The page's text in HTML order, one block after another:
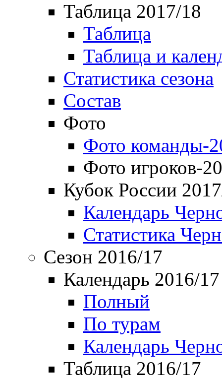
Таблица 2017/18
Таблица
Таблица и
Статистика сезона
Состав
Фото
Фото команды-
Фото игроков-
Кубок России
Календарь
Статистика
Сезон 2016/17
Календарь 2016/17
Полный
По турам
Календарь
Таблица 2016/17